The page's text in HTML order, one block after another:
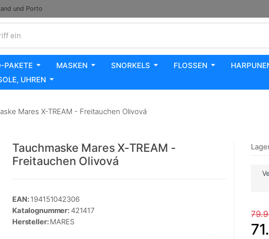
und Porto
ein
PAKETE MASKEN SNORKELS FLOSSEN
UHREN
Mares X-TREAM - Freitauchen Olivová
Tauchmaske Mares X-TREAM -
Freitauchen Olivová
EAN:194151042306
Katalognummer: 421417
Hersteller:MARES